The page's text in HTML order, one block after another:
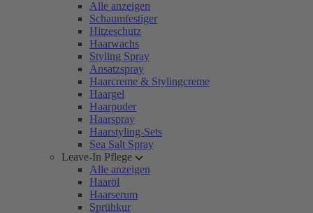
Alle anzeigen
Schaumfestiger
Hitzeschutz
Haarwachs
Styling Spray
Ansatzspray
Haarcreme & Stylingcreme
Haargel
Haarpuder
Haarspray
Haarstyling-Sets
Sea Salt Spray
Leave-In Pflege
Alle anzeigen
Haaröl
Haarserum
Sprühkur